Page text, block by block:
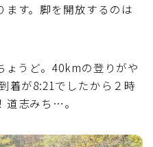
ます。脚を開放するのは
ょうど。40kmの登りがや
着が8:21でしたから２時
道志みち…。